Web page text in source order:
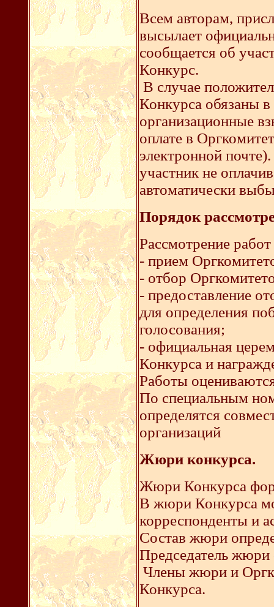
Всем авторам,
высылает
сообщается об
Конкурс.
В случае
Конкурса обязаны в
организационные
оплате в
электронной
участник не
автоматически
Порядок
Рассмотрение
- прием
- отбор
- предоставление
для определения
голосования;
- официальная
Конкурса и
Работы
По специальным
определятся
организаций
Жюри конкурса.
Жюри Конкурса
В жюри Конкурса
корреспонденты и
Состав жюри
Председатель жюри
Члены жюри и
Конкурса.